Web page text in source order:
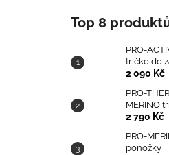
Top 8
PRO-
tričko do
2 090 Kč
PRO-
MERINO
2 790 Kč
PRO-
ponožky